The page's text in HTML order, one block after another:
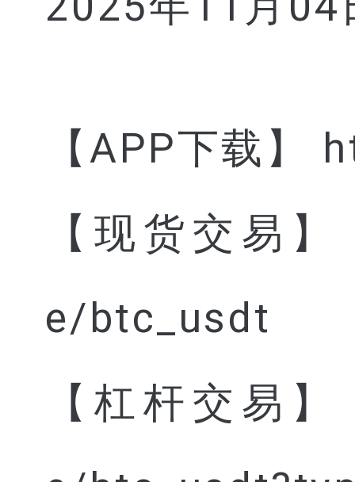
【APP下载
【现货交易
e/btc_usdt
【杠杆交易